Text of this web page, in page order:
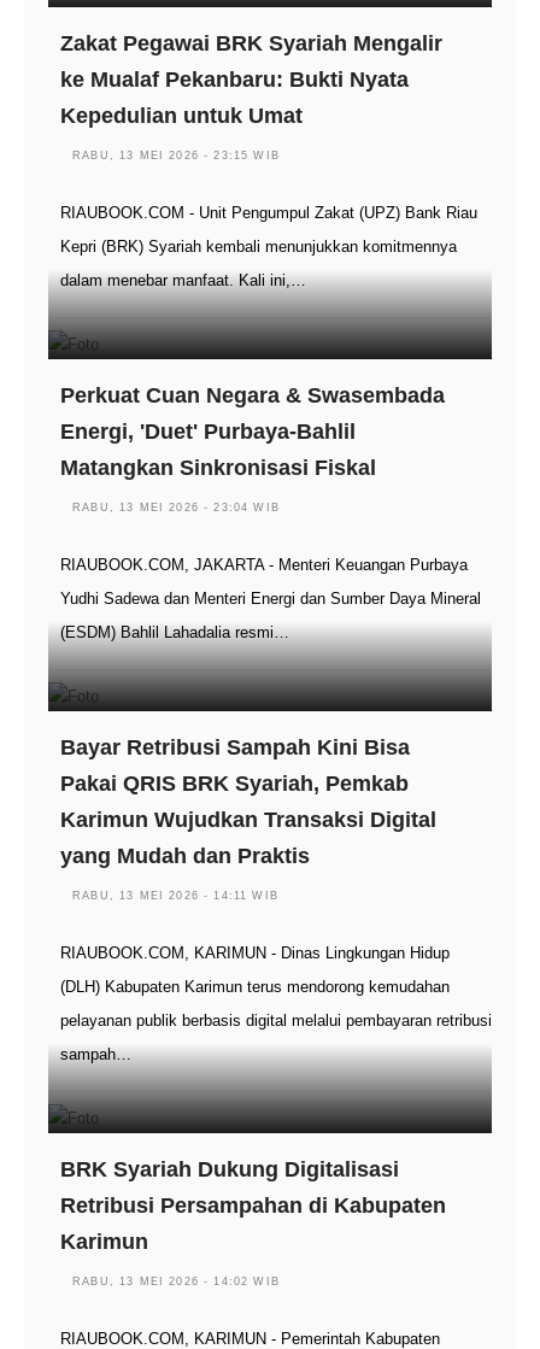
Zakat Pegawai BRK Syariah Mengalir
ke Mualaf Pekanbaru: Bukti Nyata
Kepedulian untuk Umat
RABU, 13 MEI 2026 - 23:15 WIB
RIAUBOOK.COM - Unit Pengumpul Zakat (UPZ) Bank Riau
Kepri (BRK) Syariah kembali menunjukkan komitmennya
dalam menebar manfaat. Kali ini,…
Perkuat Cuan Negara & Swasembada
Energi, 'Duet' Purbaya-Bahlil
Matangkan Sinkronisasi Fiskal
RABU, 13 MEI 2026 - 23:04 WIB
RIAUBOOK.COM, JAKARTA - Menteri Keuangan Purbaya
Yudhi Sadewa dan Menteri Energi dan Sumber Daya Mineral
(ESDM) Bahlil Lahadalia resmi…
Bayar Retribusi Sampah Kini Bisa
Pakai QRIS BRK Syariah, Pemkab
Karimun Wujudkan Transaksi Digital
yang Mudah dan Praktis
RABU, 13 MEI 2026 - 14:11 WIB
RIAUBOOK.COM, KARIMUN - Dinas Lingkungan Hidup
(DLH) Kabupaten Karimun terus mendorong kemudahan
pelayanan publik berbasis digital melalui pembayaran retribusi
sampah…
BRK Syariah Dukung Digitalisasi
Retribusi Persampahan di Kabupaten
Karimun
RABU, 13 MEI 2026 - 14:02 WIB
RIAUBOOK.COM, KARIMUN - Pemerintah Kabupaten